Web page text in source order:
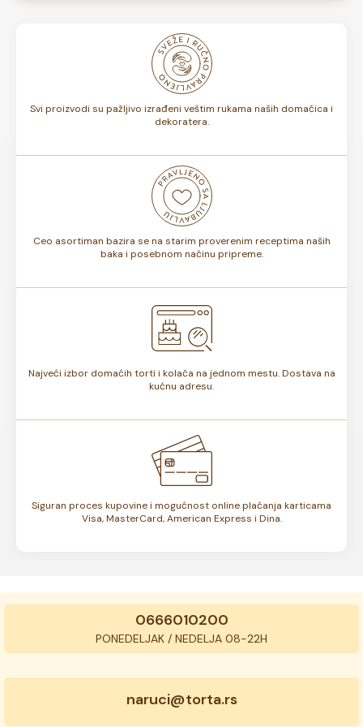
ne, rok trajanja torte može biti od 7 do 10 dana. Rok
trajanja je istaknut na deklaraciji torte.
Svi proizvodi su pažljivo izrađeni veštim rukama naših domaćica i
dekoratera.
Ceo asortiman bazira se na starim proverenim receptima naših
baka i posebnom načinu pripreme.
Najveći izbor domaćih torti i kolača na jednom mestu. Dostava na
kućnu adresu.
Siguran proces kupovine i mogućnost online plaćanja karticama
Visa, MasterCard, American Express i Dina.
0666010200
PONEDELJAK / NEDELJA 08-22H
naruci@torta.rs